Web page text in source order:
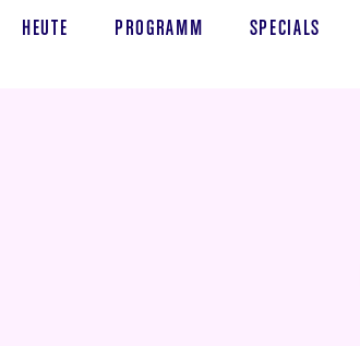
HEUTE PROGRAMM SPECIALS